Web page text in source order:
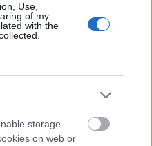
Use,
of my
with the
storage
on web or